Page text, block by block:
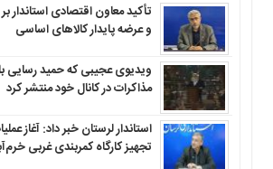
تأکید معاون اقتصادی استاندار
و عرضه پایدار کالاهای اساسی
ویدیوی عجیبی که حمید رسایی
مذاکرات در کانال خود منتشر کرد
استاندار لرستان خبر داد: آغاز
تجهیز کارگاه کمربندی غربی